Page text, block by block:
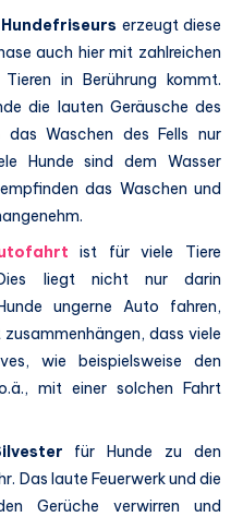
erzeugt diese
auch hier mit zahlreichen
in Berührung kommt.
die lauten Geräusche des
das Waschen des Fells nur
Hunde sind dem Wasser
das Waschen und
ist für viele Tiere
Dies liegt nicht nur darin
ungerne Auto fahren,
dass viele
wie beispielsweise den
mit einer solchen Fahrt
für Hunde zu den
Das laute Feuerwerk und die
Gerüche verwirren und